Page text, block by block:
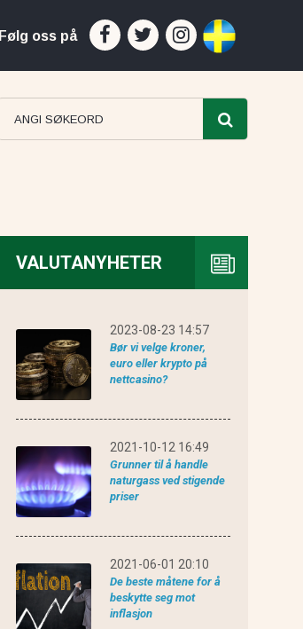
Følg oss på
eToro anmeldelse
VALUTANYHETER
2023-08-23 14:57
Bør vi velge kroner,
euro eller krypto på
nettcasino?
2021-10-12 16:49
Grunner til å handle
naturgass ved stigende
priser
2021-06-01 20:10
De beste måtene for å
beskytte seg mot
inflasjon